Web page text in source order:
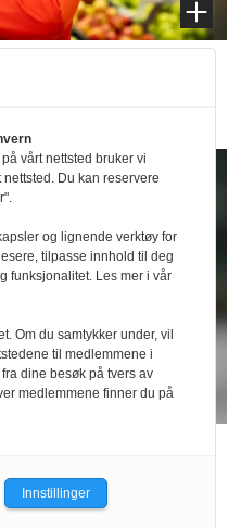
Norge slo
vårt nettsted bruker vi
Du kan reservere
og lignende verktøy for
tilpasse innhold til deg
funksjonalitet. Les mer i vår
Om du samtykker under, vil
til medlemmene i
dine besøk på tvers av
medlemmene finner du på
Innstillinger